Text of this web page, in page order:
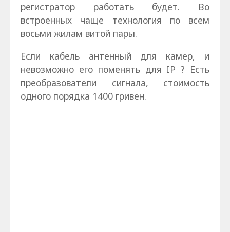
регистратор работать будет. Во
встроенных чаще технология по всем
восьми жилам витой пары.
Если кабель антенный для камер, и
невозможно его поменять для IP ? Есть
преобразователи сигнала, стоимость
одного порядка 1400 гривен.